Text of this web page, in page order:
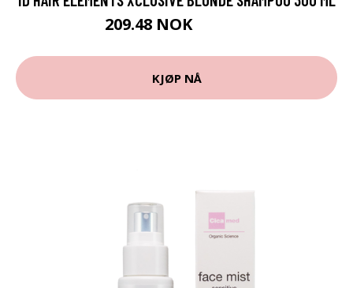
209.48 NOK
KJØP NÅ